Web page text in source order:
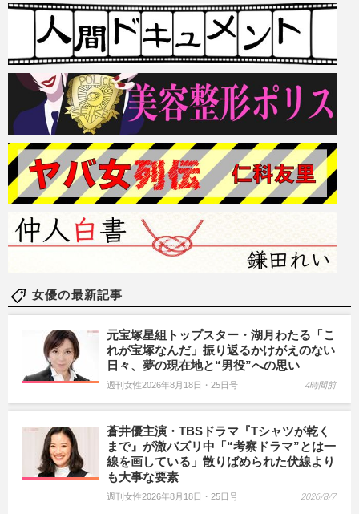
女優の最新記事
元宝塚星組トップスター・湖月わたる「こ
れが宝塚なんだ」振り返るかけがえのない
日々、夢の現在地と“男役”への思い
週刊女性2026年8月18日・25日号 4時間前
蒼井優主演・TBSドラマ『Tシャツが乾く
まで』が激バズリ中「“考察ドラマ”とは一
線を画している」散りばめられた伏線より
も大事な要素
週刊女性2026年8月18日・25日号 2026/8/7